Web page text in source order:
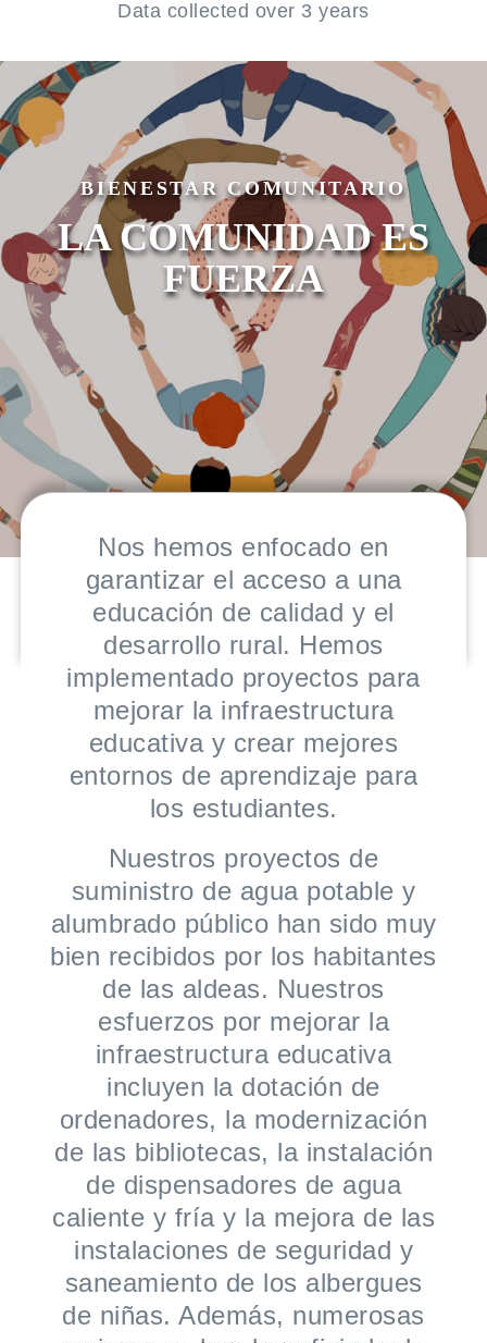
Data collected over 3 years
BIENESTAR COMUNITARIO
LA COMUNIDAD ES
FUERZA
Nos hemos enfocado en
garantizar el acceso a una
educación de calidad y el
desarrollo rural. Hemos
implementado proyectos para
mejorar la infraestructura
educativa y crear mejores
entornos de aprendizaje para
los estudiantes.
Nuestros proyectos de
suministro de agua potable y
alumbrado público han sido muy
bien recibidos por los habitantes
de las aldeas. Nuestros
esfuerzos por mejorar la
infraestructura educativa
incluyen la dotación de
ordenadores, la modernización
de las bibliotecas, la instalación
de dispensadores de agua
caliente y fría y la mejora de las
instalaciones de seguridad y
saneamiento de los albergues
de niñas. Además, numerosas